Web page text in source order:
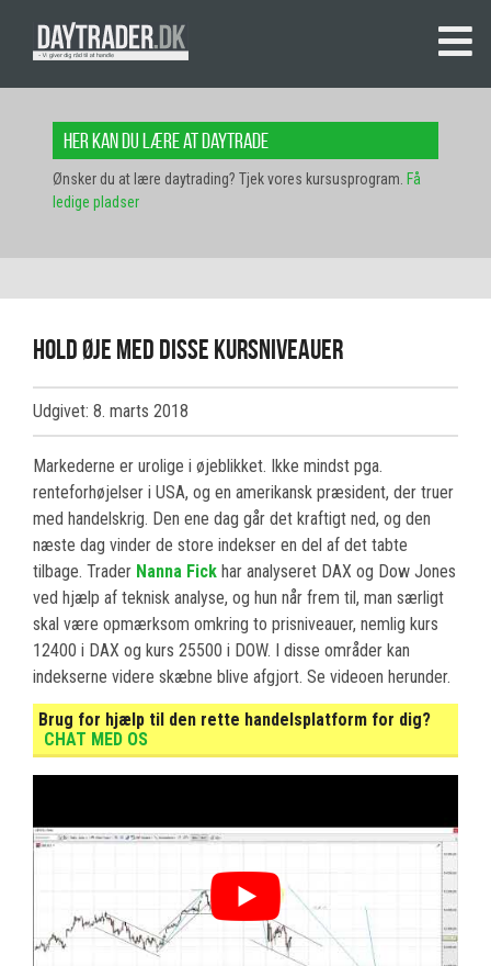
Her kan du lære at daytrade
Ønsker du at lære daytrading? Tjek vores kursusprogram. Få
ledige pladser
Hold øje med disse kursniveauer
Udgivet: 8. marts 2018
Markederne er urolige i øjeblikket. Ikke mindst pga.
renteforhøjelser i USA, og en amerikansk præsident, der truer
med handelskrig. Den ene dag går det kraftigt ned, og den
næste dag vinder de store indekser en del af det tabte
tilbage. Trader Nanna Fick har analyseret DAX og Dow Jones
ved hjælp af teknisk analyse, og hun når frem til, man særligt
skal være opmærksom omkring to prisniveauer, nemlig kurs
12400 i DAX og kurs 25500 i DOW. I disse områder kan
indekserne videre skæbne blive afgjort. Se videoen herunder.
Brug for hjælp til den rette handelsplatform for dig?
CHAT MED OS